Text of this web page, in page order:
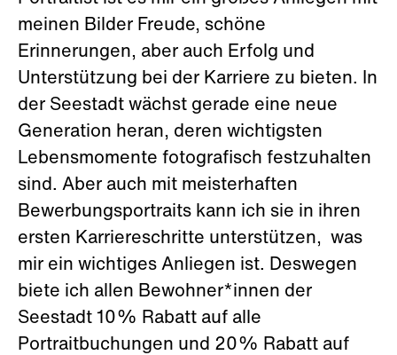
meinen Bilder Freude, schöne
Erinnerungen, aber auch Erfolg und
Unterstützung bei der Karriere zu bieten. In
der Seestadt wächst gerade eine neue
Generation heran, deren wichtigsten
Lebensmomente fotografisch festzuhalten
sind. Aber auch mit meisterhaften
Bewerbungsportraits kann ich sie in ihren
ersten Karriereschritte unterstützen, was
mir ein wichtiges Anliegen ist. Deswegen
biete ich allen Bewohner*innen der
Seestadt 10% Rabatt auf alle
Portraitbuchungen und 20% Rabatt auf